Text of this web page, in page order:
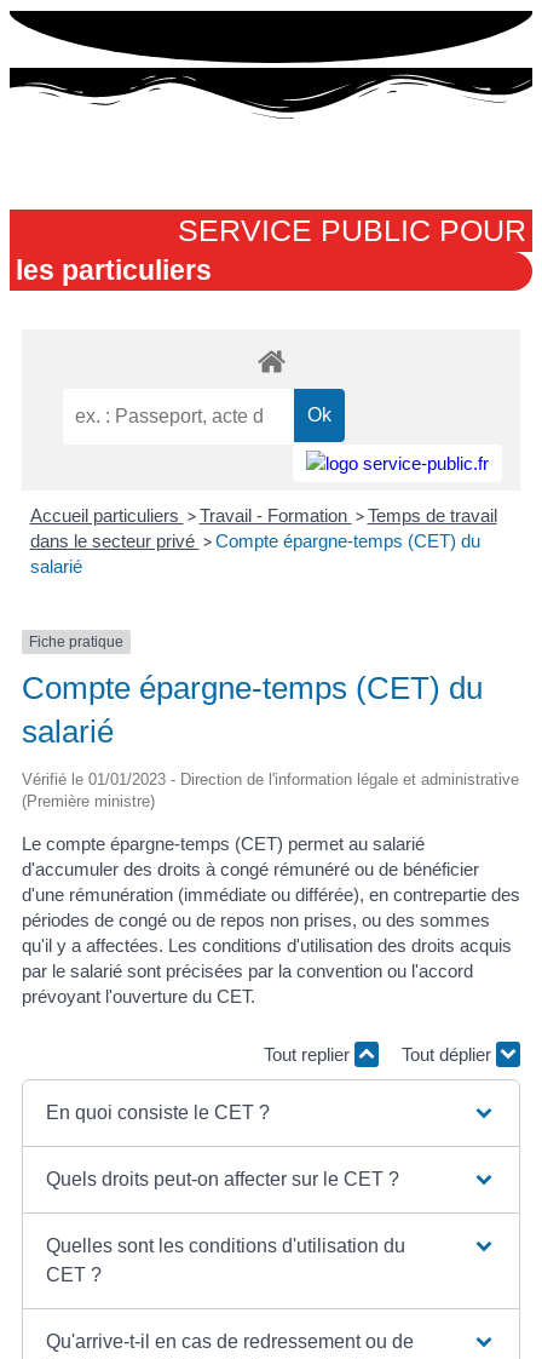
contenu
principal
SERVICE PUBLIC POUR​
les particuliers
Accueil particuliers > Travail - Formation > Temps de travail
dans le secteur privé > Compte épargne-temps (CET) du
salarié
Fiche pratique
Compte épargne-temps (CET) du
salarié
Vérifié le 01/01/2023 - Direction de l'information légale et administrative
(Première ministre)
Le compte épargne-temps (CET) permet au salarié
d'accumuler des droits à congé rémunéré ou de bénéficier
d'une rémunération (immédiate ou différée), en contrepartie des
périodes de congé ou de repos non prises, ou des sommes
qu'il y a affectées. Les conditions d'utilisation des droits acquis
par le salarié sont précisées par la convention ou l'accord
prévoyant l'ouverture du CET.
Tout replier Tout déplier
En quoi consiste le CET ?
Quels droits peut-on affecter sur le CET ?
Quelles sont les conditions d'utilisation du
CET ?
Qu'arrive-t-il en cas de redressement ou de